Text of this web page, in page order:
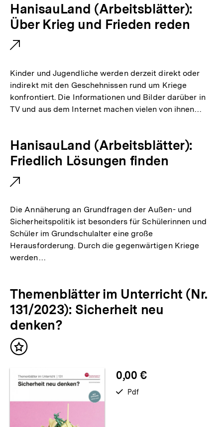
i
n
k
E
x
t
e
r
n
e
r
i
n
k
HanisauLand (Arbeitsblätter):
Über Krieg und Frieden reden
Kinder und Jugendliche werden derzeit direkt oder
indirekt mit den Geschehnissen rund um Kriege
konfrontiert. Die Informationen und Bilder darüber in
TV und aus dem Internet machen vielen von ihnen…
E
x
t
e
r
n
e
r
n
k
:
HanisauLand (Arbeitsblätter):
Friedlich Lösungen finden
Die Annäherung an Grundfragen der Außen- und
Sicherheitspolitik ist besonders für Schülerinnen und
Schüler im Grundschulalter eine große
Herausforderung. Durch die gegenwärtigen Kriege
werden…
Themenblätter im Unterricht (Nr.
131/2023): Sicherheit neu
denken?
Inhalt
0,00 €
verfügbar
Pdf